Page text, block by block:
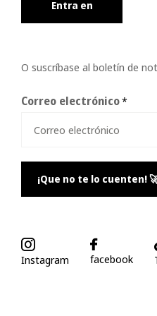
Entra en
O suscríbase al boletín de
Correo electrónico*
¡Que no te lo cuenten!
Instagram facebook